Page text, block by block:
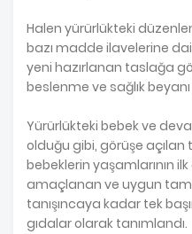
Halen yürürlükteki
bazı madde ilavelerine
yeni hazırlanan taslağa
beslenme ve sağlık
Yürürlükteki bebek ve
olduğu gibi, görüşe
bebeklerin yaşamlarının
amaçlanan ve uygun
tanışıncaya kadar tek
gıdalar olarak tanımlandı.